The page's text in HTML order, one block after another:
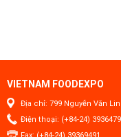
VIETNAM FOODEXPO
Địa chỉ: 799 Nguyễn Văn
Điện thoại: (+84-24)
Fax: (+84-24) 39369491